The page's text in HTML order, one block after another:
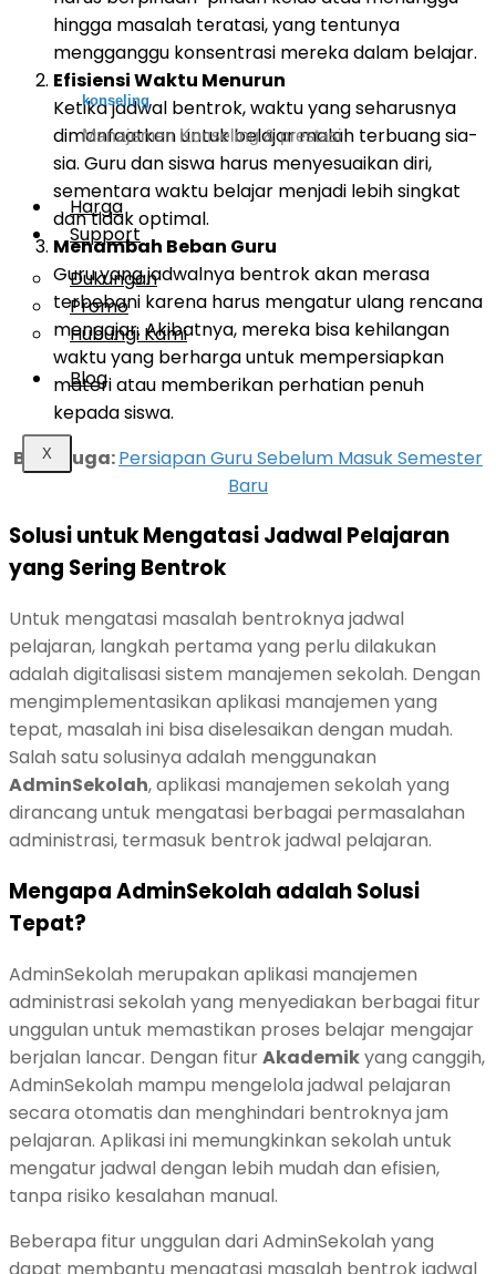
konseling
Manajemen Konseling & prestasi
Harga
Support
Dukungan
Promo
Hubungi Kami
Blog
X
hingga masalah teratasi, yang tentunya
mengganggu konsentrasi mereka dalam belajar.
Efisiensi Waktu Menurun
Ketika jadwal bentrok, waktu yang seharusnya
dimanfaatkan untuk belajar malah terbuang sia-
sia. Guru dan siswa harus menyesuaikan diri,
sementara waktu belajar menjadi lebih singkat
dan tidak optimal.
Menambah Beban Guru
Guru yang jadwalnya bentrok akan merasa
terbebani karena harus mengatur ulang rencana
mengajar. Akibatnya, mereka bisa kehilangan
waktu yang berharga untuk mempersiapkan
materi atau memberikan perhatian penuh
kepada siswa.
Baca juga:Persiapan Guru Sebelum Masuk Semester
Baru
Solusi untuk Mengatasi Jadwal Pelajaran
yang Sering Bentrok
Untuk mengatasi masalah bentroknya jadwal
pelajaran, langkah pertama yang perlu dilakukan
adalah digitalisasi sistem manajemen sekolah. Dengan
mengimplementasikan aplikasi manajemen yang
tepat, masalah ini bisa diselesaikan dengan mudah.
Salah satu solusinya adalah menggunakan
AdminSekolah, aplikasi manajemen sekolah yang
dirancang untuk mengatasi berbagai permasalahan
administrasi, termasuk bentrok jadwal pelajaran.
Mengapa AdminSekolah adalah Solusi
Tepat?
AdminSekolah merupakan aplikasi manajemen
administrasi sekolah yang menyediakan berbagai fitur
unggulan untuk memastikan proses belajar mengajar
berjalan lancar. Dengan fiturAkademikyang canggih,
AdminSekolah mampu mengelola jadwal pelajaran
secara otomatis dan menghindari bentroknya jam
pelajaran. Aplikasi ini memungkinkan sekolah untuk
mengatur jadwal dengan lebih mudah dan efisien,
tanpa risiko kesalahan manual.
Beberapa fitur unggulan dari AdminSekolah yang
dapat membantu mengatasi masalah bentrok jadwal